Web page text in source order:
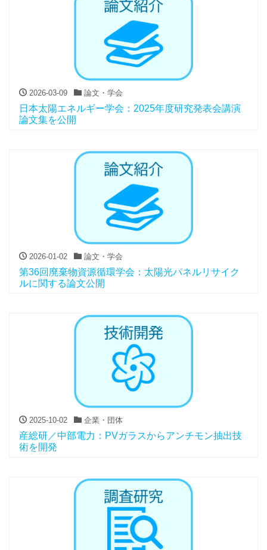
2026-03-09 論文・学会
日本太陽エネルギー学会：2025年度研究発表会講演
論文集を公開
2026-01-02 論文・学会
第36回廃棄物資源循環学会：太陽光パネルリサイク
ルに関する論文公開
2025-10-02 企業・団体
産総研／中部電力：PVガラスからアンチモン抽出技
術を開発